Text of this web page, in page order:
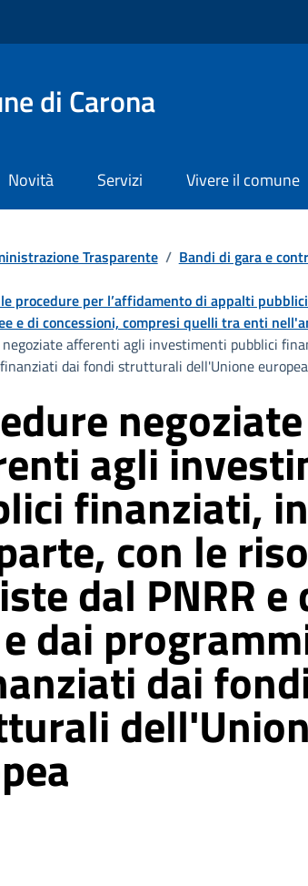
di Carona
Novità Servizi Vivere il comune
Trasparente / Bandi di gara e
procedure per l’affidamento di appalti
e di concessioni, compresi quelli tra enti
negoziate afferenti agli investimenti pubblici
dai fondi strutturali dell'Unione europea
negoziate
agli
finanziati,
con le
dal PNRR e
e dai
dai